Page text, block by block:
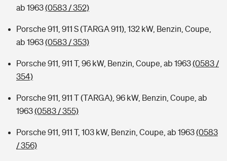
ab 1963(0583 / 352)
Porsche 911, 911 S (TARGA 911), 132 kW, Benzin, Coupe,
ab 1963(0583 / 353)
Porsche 911, 911 T, 96 kW, Benzin, Coupe, ab 1963(0583 /
354)
Porsche 911, 911 T (TARGA), 96 kW, Benzin, Coupe, ab
1963(0583 / 355)
Porsche 911, 911 T, 103 kW, Benzin, Coupe, ab 1963(0583
/ 356)